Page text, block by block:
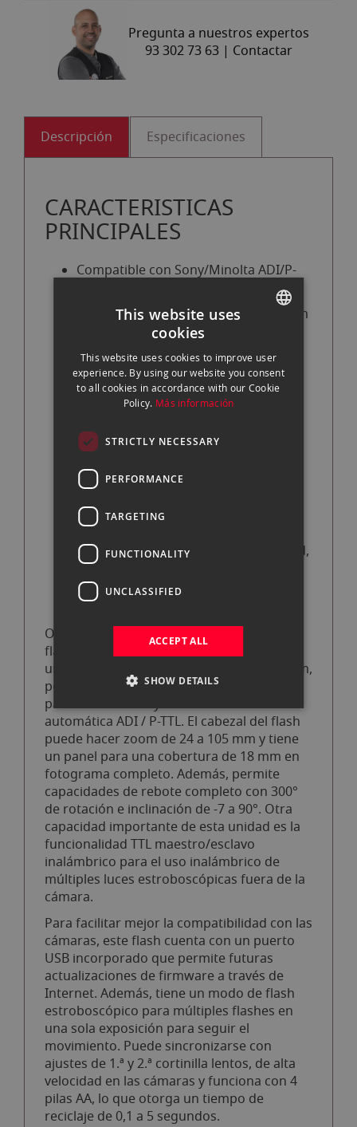
Pregunta a nuestros expertos
93 302 73 63 | Contactar
Descripción Especificaciones
CARACTERISTICAS
PRINCIPALES
Compatible con Sony/Minolta ADI/P-
Número guía: 190' a ISO 100 y 105 mm
Rango de zoom: 24-105 mm (18 mm
con panel)
Se inclina de -7 a 90°
Gira a la derecha 120° y a la izquierda
180°
Funcionalidad TTL maestro/esclavo
inalámbrico
Tiempo de reciclaje: 0,1-5 segundos
Sincronización lenta, de alta velocidad,
de 1.ª y 2.ª cortinilla
Funciona con 4 pilas AA
Obtén mucha potencia en tu sujeto con el
flash digital mecablitz 58 AF-1 de Metz. Con
un número guía de 190' a ISO 100 y 105 mm,
podrá iluminar la escena y está diseñado
para cámaras Sony/Minolta con medición
automática ADI / P-TTL. El cabezal del flash
puede hacer zoom de 24 a 105 mm y tiene
un panel para una cobertura de 18 mm en
fotograma completo. Además, permite
capacidades de rebote completo con 300°
de rotación e inclinación de -7 a 90°. Otra
capacidad importante de esta unidad es la
funcionalidad TTL maestro/esclavo
inalámbrico para el uso inalámbrico de
múltiples luces estroboscópicas fuera de la
cámara.
Para facilitar mejor la compatibilidad con las
cámaras, este flash cuenta con un puerto
USB incorporado que permite futuras
actualizaciones de firmware a través de
Internet. Además, tiene un modo de flash
estroboscópico para múltiples flashes en
una sola exposición para seguir el
movimiento. Puede sincronizarse con
ajustes de 1.ª y 2.ª cortinilla lentos, de alta
velocidad en las cámaras y funciona con 4
pilas AA, lo que otorga un tiempo de
reciclaje de 0,1 a 5 segundos.
CATALAN
This website uses
cookies
This website uses cookies to improve user
experience. By using our website you consent
to all cookies in accordance with our Cookie
Policy. Más información
STRICTLY NECESSARY
PERFORMANCE
TARGETING
FUNCTIONALITY
UNCLASSIFIED
ACCEPT ALL
SHOW DETAILS